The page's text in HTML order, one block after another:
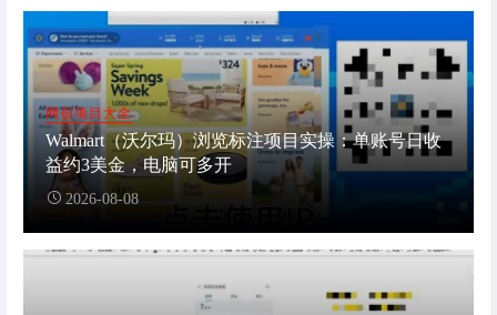
网创项目大全
Walmart（沃尔玛）浏览标注项目实操：单账号日收
益约3美金，电脑可多开
2026-08-08